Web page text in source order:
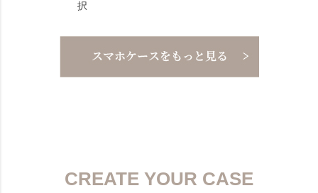
CREATE YOUR CASE